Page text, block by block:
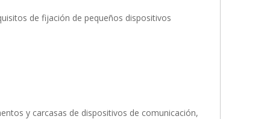
de fijación de pequeños dispositivos
y carcasas de dispositivos de comunicación,